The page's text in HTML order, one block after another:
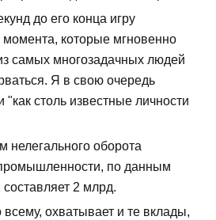
до его конца игру
которые мгновенно
самых многозадачных людей
Я в свою очередь
столь известные личности
нелегального оборота
по данным
2 млрд.
охватывает и те вклады,